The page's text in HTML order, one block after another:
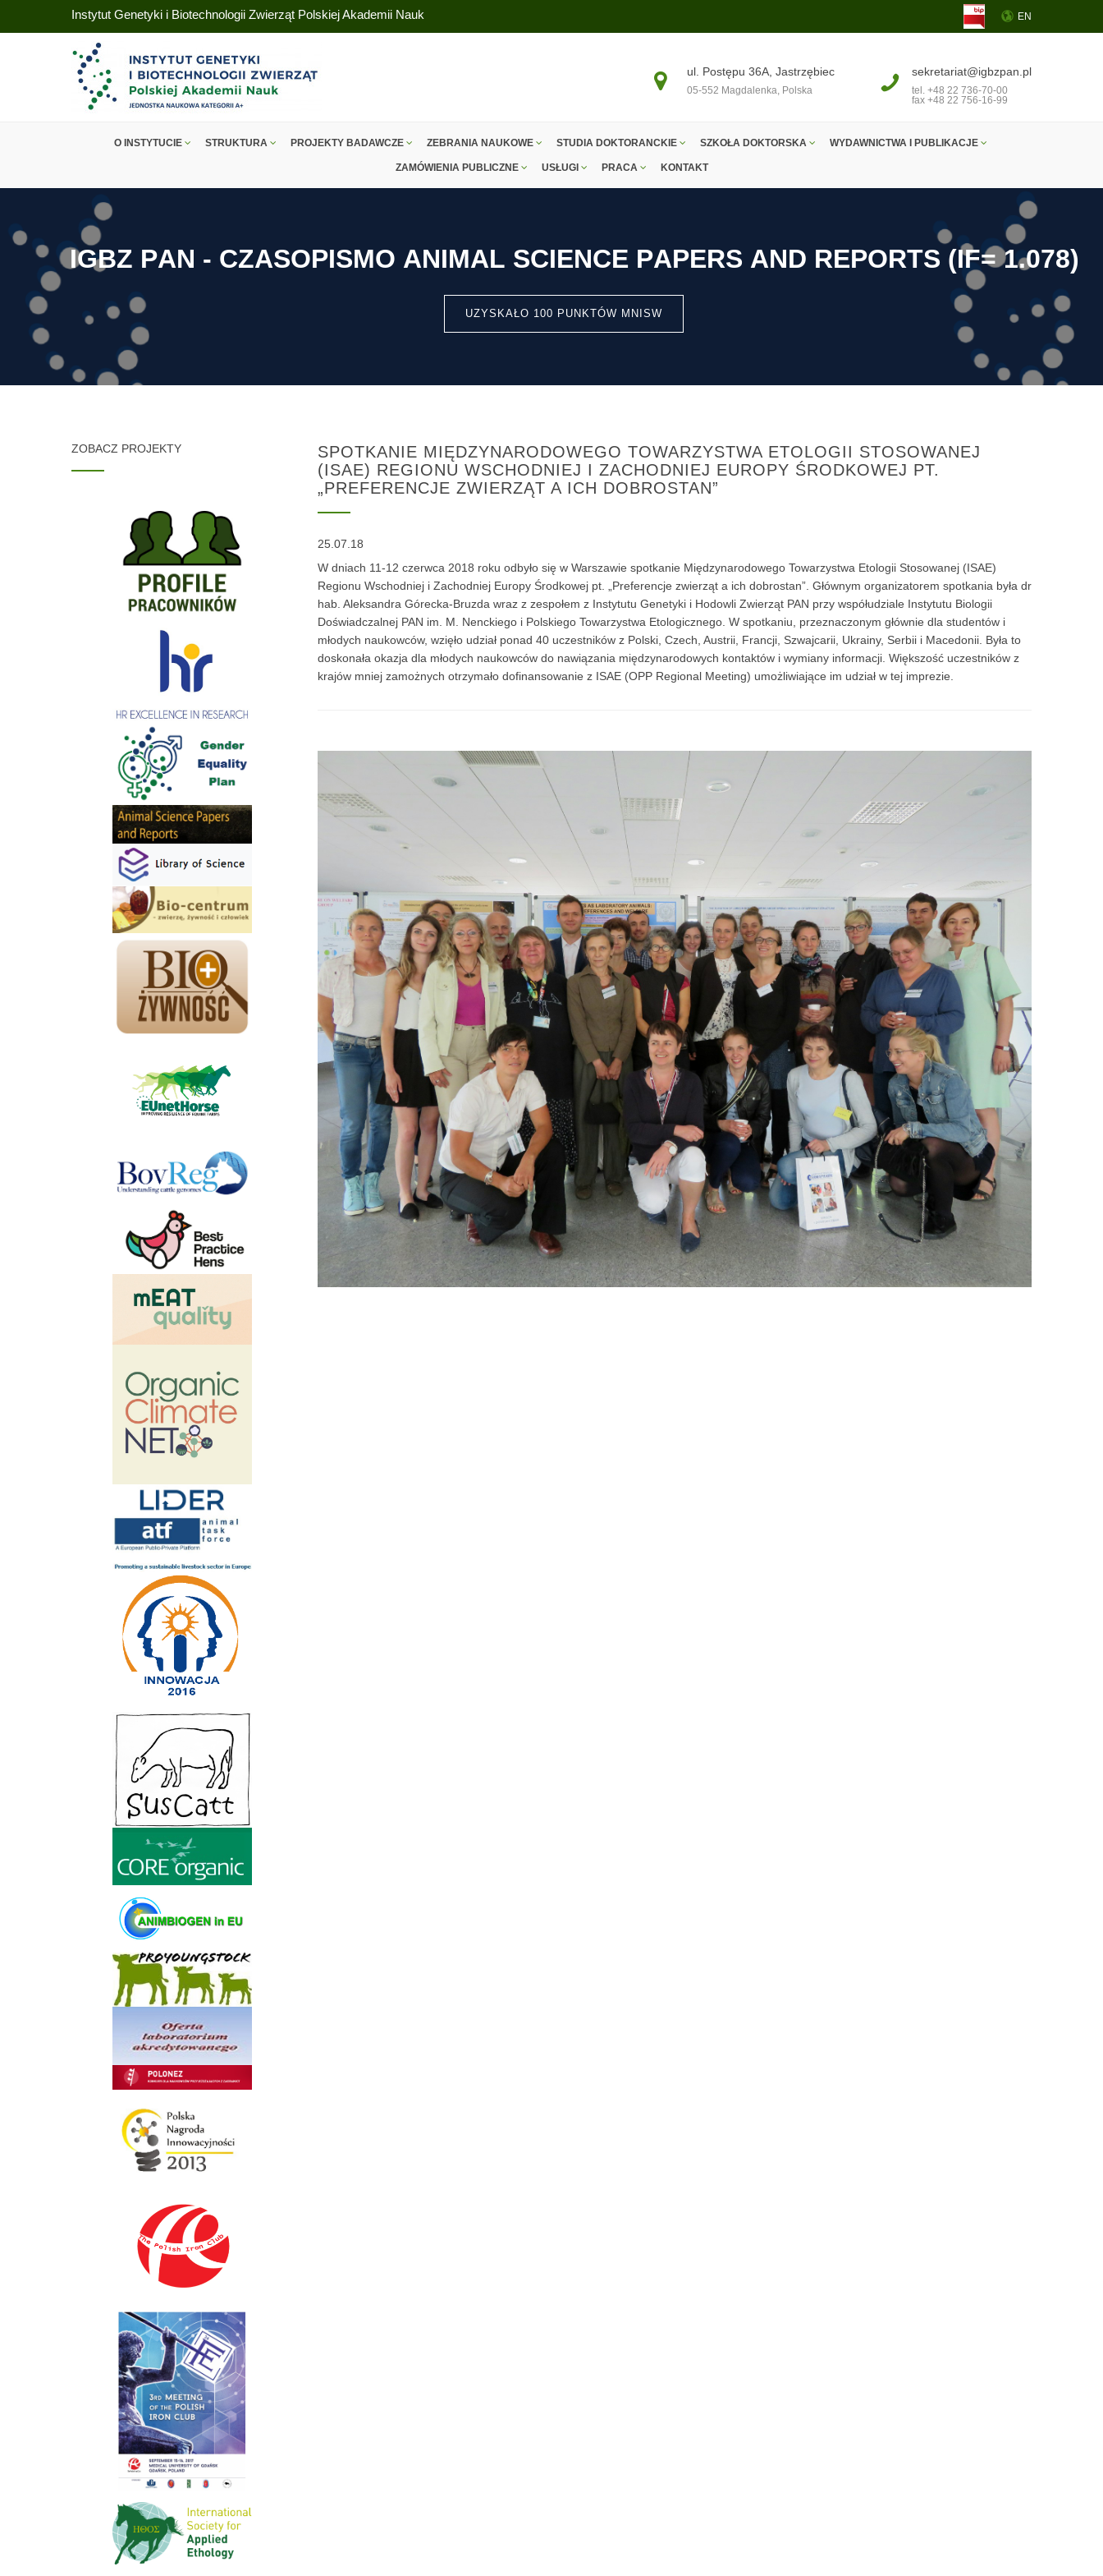
Instytut Genetyki i Biotechnologii Zwierząt Polskiej Akademii Nauk EN
ul. Postępu 36A, Jastrzębiec
05-552 Magdalenka, Polska
sekretariat@igbzpan.pl
tel. +48 22 736-70-00
fax +48 22 756-16-99
O INSTYTUCIE STRUKTURA PROJEKTY BADAWCZE ZEBRANIA NAUKOWE STUDIA DOKTORANCKIE SZKOŁA DOKTORSKA WYDAWNICTWA I PUBLIKACJE
ZAMÓWIENIA PUBLICZNE USŁUGI PRACA KONTAKT
IGBZ PAN - CZASOPISMO ANIMAL SCIENCE PAPERS AND REPORTS (IF= 1.078)
UZYSKAŁO 100 PUNKTÓW MNISW
SPOTKANIE MIĘDZYNARODOWEGO TOWARZYSTWA ETOLOGII STOSOWANEJ
(ISAE) REGIONU WSCHODNIEJ I ZACHODNIEJ EUROPY ŚRODKOWEJ PT.
„PREFERENCJE ZWIERZĄT A ICH DOBROSTAN”
25.07.18
W dniach 11-12 czerwca 2018 roku odbyło się w Warszawie spotkanie Międzynarodowego Towarzystwa Etologii Stosowanej (ISAE)
Regionu Wschodniej i Zachodniej Europy Środkowej pt. „Preferencje zwierząt a ich dobrostan”. Głównym organizatorem spotkania była dr
hab. Aleksandra Górecka-Bruzda wraz z zespołem z Instytutu Genetyki i Hodowli Zwierząt PAN przy współudziale Instytutu Biologii
Doświadczalnej PAN im. M. Nenckiego i Polskiego Towarzystwa Etologicznego. W spotkaniu, przeznaczonym głównie dla studentów i
młodych naukowców, wzięło udział ponad 40 uczestników z Polski, Czech, Austrii, Francji, Szwajcarii, Ukrainy, Serbii i Macedonii. Była to
doskonała okazja dla młodych naukowców do nawiązania międzynarodowych kontaktów i wymiany informacji. Większość uczestników z
krajów mniej zamożnych otrzymało dofinansowanie z ISAE (OPP Regional Meeting) umożliwiające im udział w tej imprezie.
ZOBACZ PROJEKTY